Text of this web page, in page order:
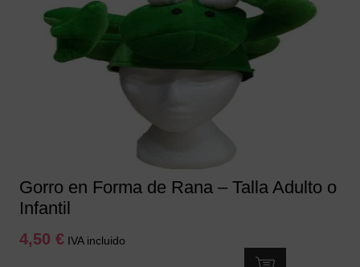
Gorro en Forma de Rana – Talla Adulto o
Infantil
4,50 € IVA incluido